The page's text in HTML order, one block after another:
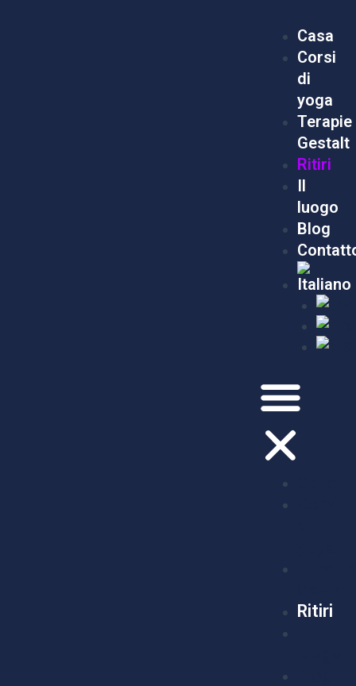
Casa
Corsi
di
yoga
Terapie
Gestalt
Ritiri
Il
luogo
Blog
Menu
Ritiri